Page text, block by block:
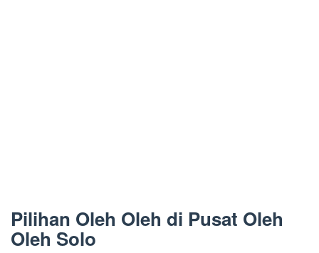
Pilihan Oleh Oleh di Pusat Oleh
Oleh Solo